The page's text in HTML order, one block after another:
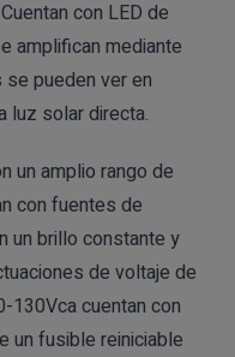
con LED de
amplifican mediante
pueden ver en
luz solar directa.
un amplio rango de
con fuentes de
un brillo constante y
de voltaje de
cuentan con
un fusible reiniciable